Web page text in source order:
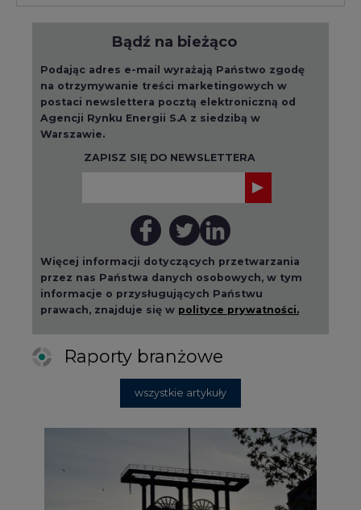
Bądź na bieżąco
Podając adres e-mail wyrażają Państwo zgodę
na otrzymywanie treści marketingowych w
postaci newslettera pocztą elektroniczną od
Agencji Rynku Energii S.A z siedzibą w
Warszawie.
ZAPISZ SIĘ DO NEWSLETTERA
Więcej informacji dotyczących przetwarzania
przez nas Państwa danych osobowych, w tym
informacje o przysługujących Państwu
prawach, znajduje się w polityce prywatności.
Raporty branżowe
wszystkie artykuły